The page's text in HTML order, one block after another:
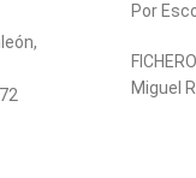
Por
FICHERO
Miguel